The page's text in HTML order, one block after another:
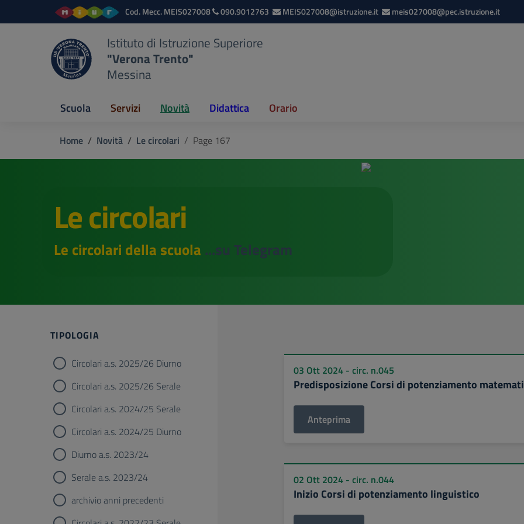
Vai ai contenuti
Vai al menu di navigazione Cod. Mecc.MEIS027008 090.9012763 MEIS027008@istruzione.it meis027008@pec.istruzione.it
Istituto di Istruzione Superiore
"Verona Trento"
Messina
Scuola Servizi Novità Didattica Orario
Home Novità Le circolari Page 167
Le circolari
Le circolari della scuola ...su Telegram
TIPOLOGIA
Circolari a.s. 2025/26 Diurno
Circolari a.s. 2025/26 Serale
Circolari a.s. 2024/25 Serale
Circolari a.s. 2024/25 Diurno
Diurno a.s. 2023/24
Serale a.s. 2023/24
archivio anni precedenti
03 Ott 2024 - circ. n.045
Predisposizione Corsi di potenziamento
Anteprima
02 Ott 2024 - circ. n.044
Inizio Corsi di potenziamento linguistico